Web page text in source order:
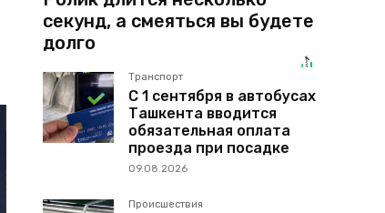
секунд, а смеяться вы будете
долго
Транспорт
С 1 сентября в автобусах
Ташкента вводится
обязательная оплата
проезда при посадке
09.08.2026
Происшествия